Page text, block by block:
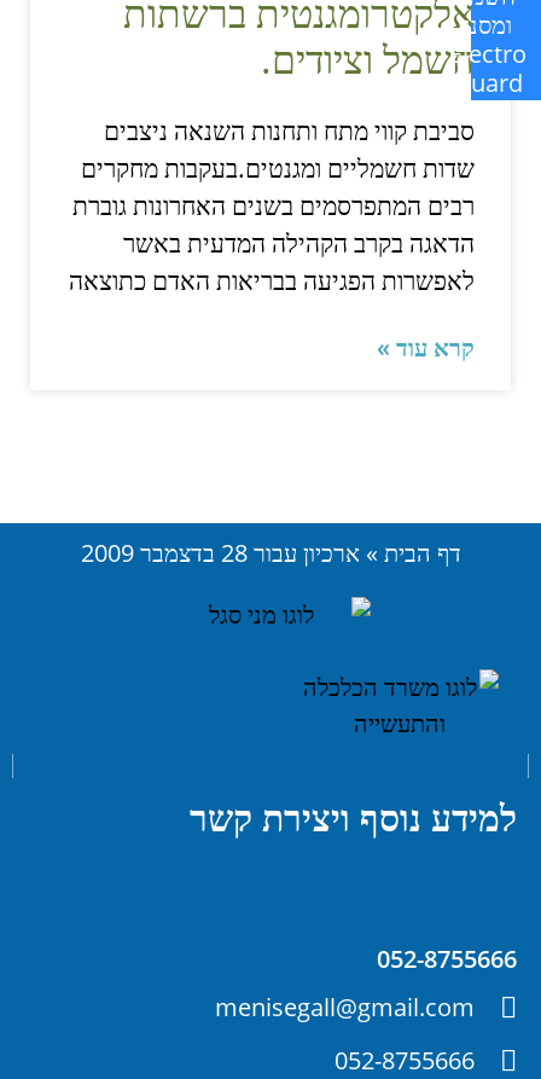
ומסנן
Electro
Guard
אלקטרומגנטית ברשתות
חשמל וציודים.
סביבת קווי מתח ותחנות השנאה ניצבים
שדות חשמליים ומגנטים.בעקבות מחקרים
רבים המתפרסמים בשנים האחרונות גוברת
הדאגה בקרב הקהילה המדעית באשר
לאפשרות הפגיעה בבריאות האדם כתוצאה
קרא עוד »
דף הבית »ארכיון עבור 28 בדצמבר 2009
למידע נוסף ויצירת קשר
052-8755666
menisegall@gmail.com
052-8755666